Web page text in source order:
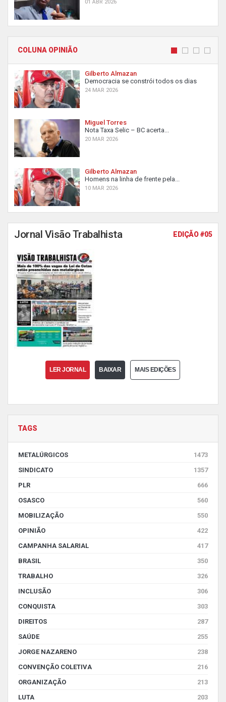
01 ABR 2026
COLUNA OPINIÃO
Gilberto Almazan
Democracia se constrói todos os dias
24 MAR 2026
Miguel Torres
Nota Taxa Selic – BC acerta...
20 MAR 2026
Gilberto Almazan
Homens na linha de frente pela...
10 MAR 2026
Jornal Visão Trabalhista EDIÇÃO #05
LER JORNAL BAIXAR MAIS EDIÇÕES
TAGS
METALÚRGICOS
1473
SINDICATO
1357
PLR
666
OSASCO
560
MOBILIZAÇÃO
550
OPINIÃO
422
CAMPANHA SALARIAL
417
BRASIL
350
TRABALHO
326
INCLUSÃO
306
CONQUISTA
303
DIREITOS
287
SAÚDE
255
JORGE NAZARENO
238
CONVENÇÃO COLETIVA
216
ORGANIZAÇÃO
213
LUTA
203